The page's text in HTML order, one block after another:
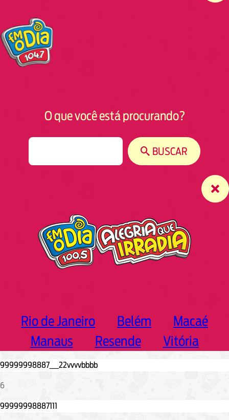
O que você está procurando?
BUSCAR
Rio de Janeiro Belém
Macaé
Manaus
Resende Vitória
6